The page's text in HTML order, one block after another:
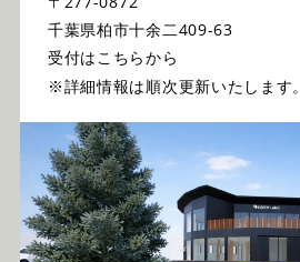
千葉県柏市十余二409-63
受付はこちらから
※詳細情報は順次更新いたします。